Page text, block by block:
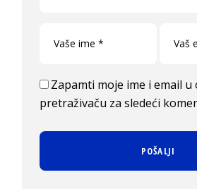
Zapamti moje ime i email u
pretraživaču za sledeći